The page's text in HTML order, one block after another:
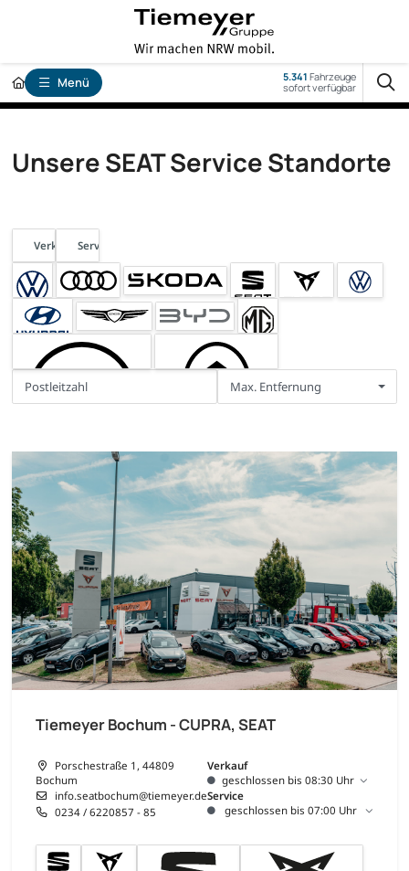
Menü 5.341 Fahrzeuge
sofort verfügbar
Unsere SEAT Service Standorte
Verkauf Service
Max. Entfernung
Tiemeyer Bochum - CUPRA, SEAT
Porschestraße 1, 44809
Bochum
info.seatbochum@tiemeyer.de
0234 / 6220857 - 85
Verkauf
geschlossen bis 08:30 Uhr
Service
geschlossen bis 07:00 Uhr